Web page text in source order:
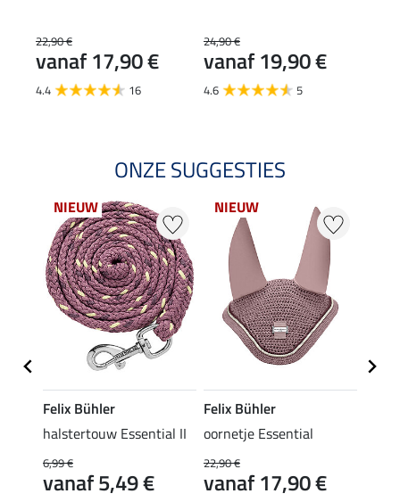
22,90 €
vanaf 17,90 €
4.4 16
24,90 €
vanaf 19,90 €
4.6 5
ONZE SUGGESTIES
NIEUW
Felix Bühler
halstertouw Essential II
6,99 €
vanaf 5,49 €
NIEUW
Felix Bühler
oornetje Essential
22,90 €
vanaf 17,90 €